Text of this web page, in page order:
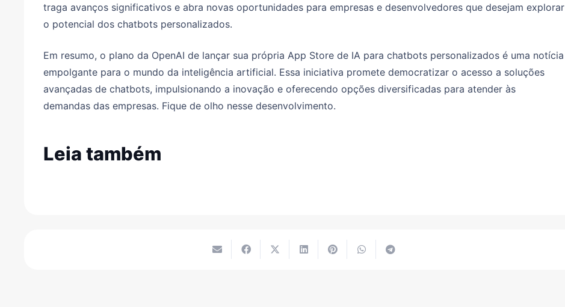
traga avanços significativos e abra novas oportunidades para empresas e desenvolvedores que desejam explorar
o potencial dos chatbots personalizados.
Em resumo, o plano da OpenAI de lançar sua própria App Store de IA para chatbots personalizados é uma notícia
empolgante para o mundo da inteligência artificial. Essa iniciativa promete democratizar o acesso a soluções
avançadas de chatbots, impulsionando a inovação e oferecendo opções diversificadas para atender às
demandas das empresas. Fique de olho nesse desenvolvimento.
Leia também